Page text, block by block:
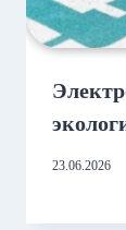
23.06.2026